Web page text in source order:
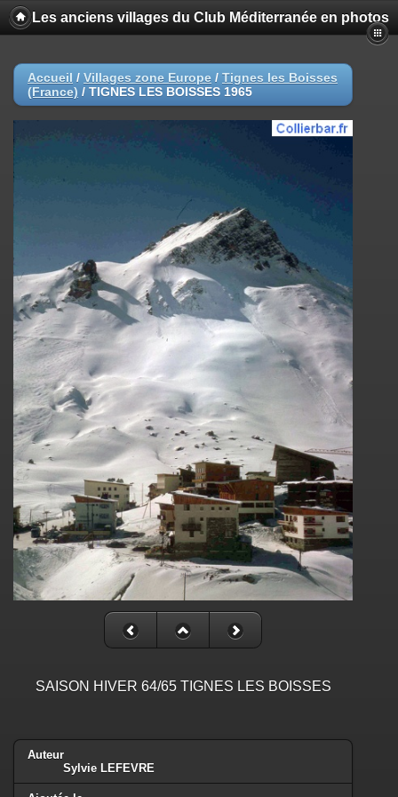
Les anciens villages du Club Méditerranée en photos
Accueil / Villages zone Europe / Tignes les Boisses
(France) / TIGNES LES BOISSES 1965
SAISON HIVER 64/65 TIGNES LES BOISSES
Auteur
Sylvie LEFEVRE